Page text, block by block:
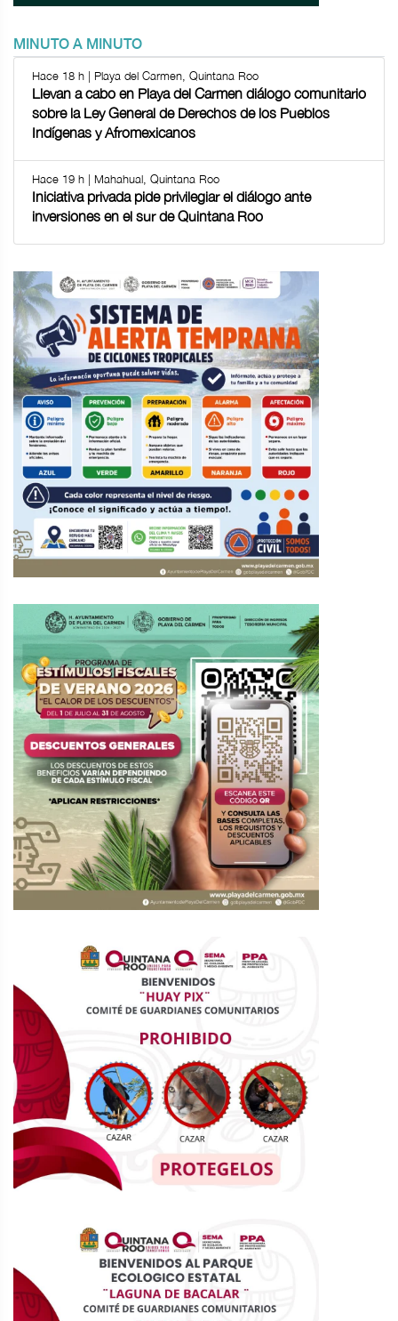
MINUTO A MINUTO
Hace 18 h | Playa del Carmen, Quintana Roo
Llevan a cabo en Playa del Carmen diálogo comunitario
sobre la Ley General de Derechos de los Pueblos
Indígenas y Afromexicanos
Hace 19 h | Mahahual, Quintana Roo
Iniciativa privada pide privilegiar el diálogo ante
inversiones en el sur de Quintana Roo